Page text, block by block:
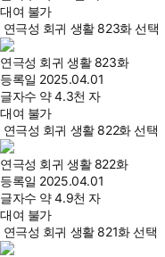
대여 불가
연극성 회귀 생활 823화 선택
연극성 회귀 생활 823화
등록일 2025.04.01
글자수 약 4.3천 자
대여 불가
연극성 회귀 생활 822화 선택
연극성 회귀 생활 822화
등록일 2025.04.01
글자수 약 4.9천 자
대여 불가
연극성 회귀 생활 821화 선택